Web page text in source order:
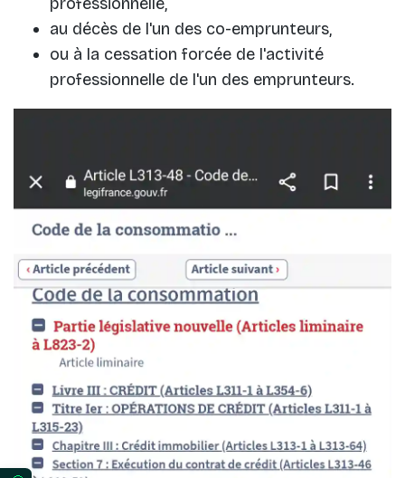
au décès de l'un des co-emprunteurs,
ou à la cessation forcée de l'activité
professionnelle de l'un des emprunteurs.